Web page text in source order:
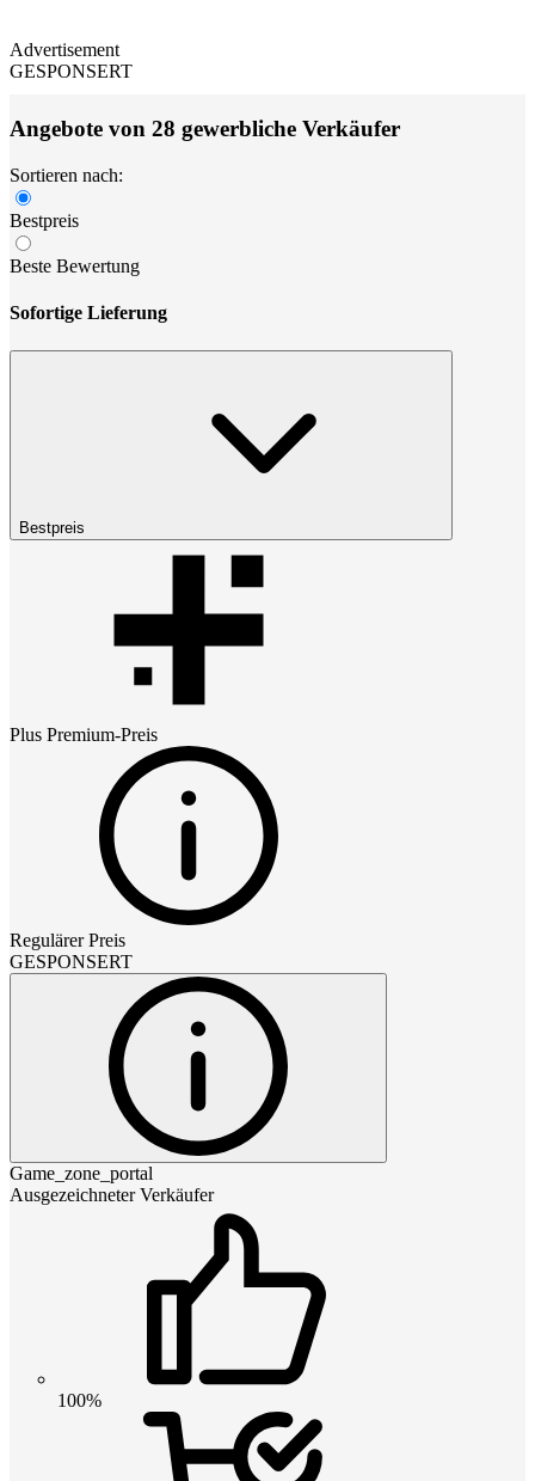
Advertisement
GESPONSERT
Angebote von 28 gewerbliche Verkäufer
Sortieren nach:
Bestpreis
Beste Bewertung
Sofortige Lieferung
Bestpreis
Plus Premium-Preis
Regulärer Preis
GESPONSERT
Game_zone_portal
Ausgezeichneter Verkäufer
100%